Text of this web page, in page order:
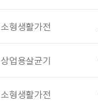
소형생활가전
상업용살균기
소형생활가전